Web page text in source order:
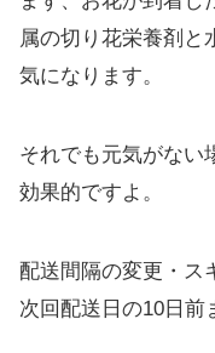
属の切り花栄養剤と
気になります。
それでも元気がない
効果的ですよ。
配送間隔の変更・ス
次回配送日の10日前